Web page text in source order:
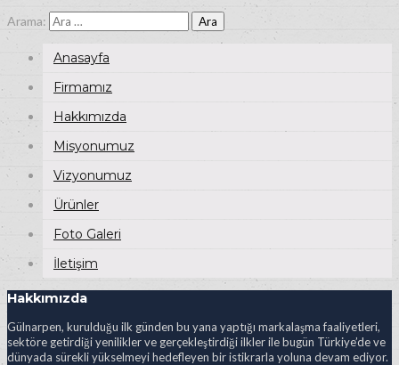
Arama:
Anasayfa
Firmamız
Hakkımızda
Misyonumuz
Vizyonumuz
Ürünler
Foto Galeri
İletişim
Hakkımızda
Gülnarpen, kurulduğu ilk günden bu yana yaptığı markalaşma faaliyetleri,
sektöre getirdiği yenilikler ve gerçekleştirdiği ilkler ile bugün Türkiye’de ve
dünyada sürekli yükselmeyi hedefleyen bir istikrarla yoluna devam ediyor.